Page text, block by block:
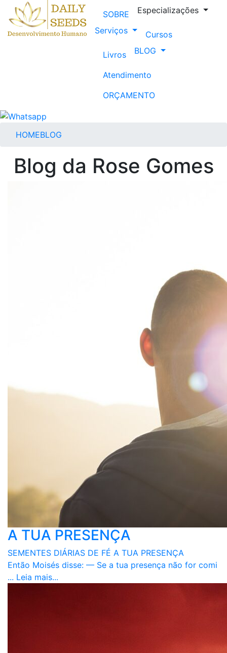
SOBRE
Especializações
Serviços
Cursos
Livros
BLOG
Atendimento
ORÇAMENTO
HOMEBLOG
Blog da Rose Gomes
A TUA PRESENÇA
SEMENTES DIÁRIAS DE FÉ A TUA PRESENÇA
Então Moisés disse: — Se a tua presença não for comi
... Leia mais...